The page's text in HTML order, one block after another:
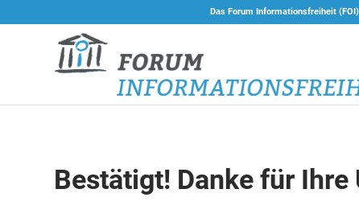
Das Forum Informationsfreiheit
Bestätigt! Danke für